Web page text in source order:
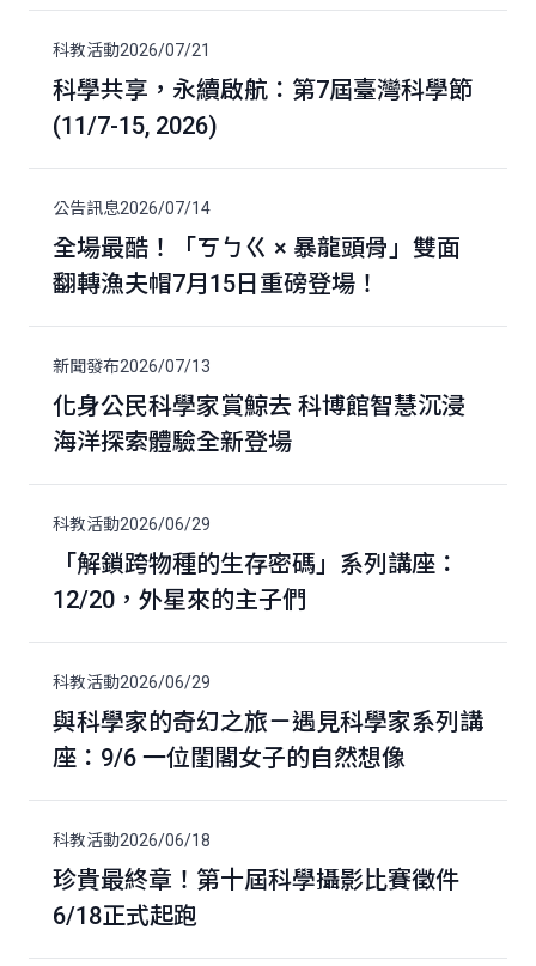
2026/07/21
科教活動
科學共享，永續啟航：第7屆臺灣科學節
(11/7-15, 2026)
2026/07/14
公告訊息
全場最酷！「ㄎㄅㄍ × 暴龍頭骨」雙面
翻轉漁夫帽7月15日重磅登場！
2026/07/13
新聞發布
化身公民科學家賞鯨去 科博館智慧沉浸
海洋探索體驗全新登場
2026/06/29
科教活動
「解鎖跨物種的生存密碼」系列講座：
12/20，外星來的主子們
2026/06/29
科教活動
與科學家的奇幻之旅－遇見科學家系列講
座：9/6 一位閨閣女子的自然想像
2026/06/18
科教活動
珍貴最終章！第十屆科學攝影比賽徵件
6/18正式起跑